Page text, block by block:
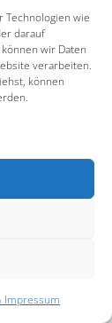
wie
darauf
wir Daten
verarbeiten.
können
Impressum